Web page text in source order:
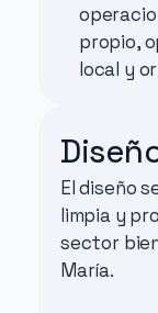
propio,
local y
El diseño
limpia y
sector
María.